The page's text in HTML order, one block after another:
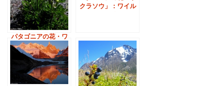
パタゴニアの花・ワ
イルドフラワー②：
春の花・アネモネ
クラソウ」：ワイル